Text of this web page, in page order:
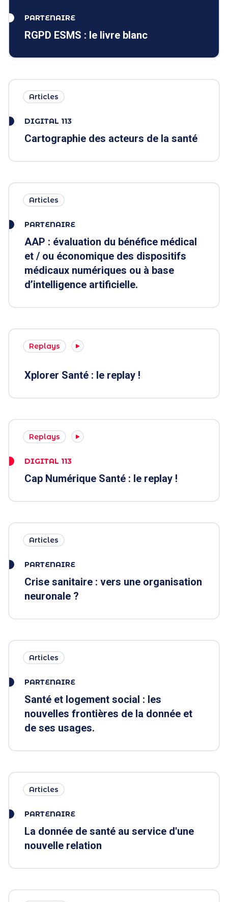
PARTENAIRE
RGPD ESMS : le livre blanc
Articles
DIGITAL 113
Cartographie des acteurs de la santé
Articles
PARTENAIRE
AAP : évaluation du bénéfice médical
et / ou économique des dispositifs
médicaux numériques ou à base
d’intelligence artificielle.
Replays
Xplorer Santé : le replay !
Replays
DIGITAL 113
Cap Numérique Santé : le replay !
Articles
PARTENAIRE
Crise sanitaire : vers une organisation
neuronale ?
Articles
PARTENAIRE
Santé et logement social : les
nouvelles frontières de la donnée et
de ses usages.
Articles
PARTENAIRE
La donnée de santé au service d'une
nouvelle relation